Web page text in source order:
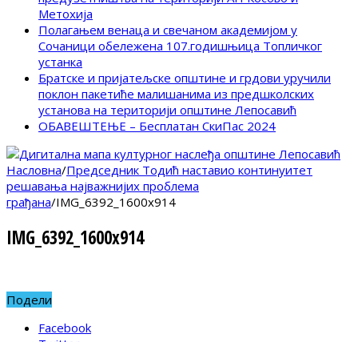
Метохија
Полагањем венаца и свечаном академијом у
Сочаници обележена 107.годишњица Топличког
устанка
Братске и пријатељске општине и грдови уручили
поклон пакетиће малишанима из предшколских
установа на територији општине Лепосавић
ОБАВЕШТЕЊЕ – Бесплатан СкиПас 2024
Насловна/Председник Тодић наставио континуитет
решавања најважнијих проблема
грађана/IMG_6392_1600x914
IMG_6392_1600x914
Подели
Facebook